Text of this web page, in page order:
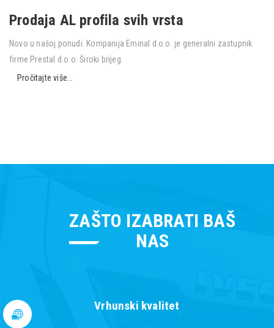
Prodaja AL profila svih vrsta
Novo u našoj ponudi. Kompanija Eminal d.o.o. je generalni zastupnik
firme Prestal d.o.o. Široki brijeg.
Pročitajte više...
ZAŠTO IZABRATI BAŠ
NAS
Vrhunski kvalitet